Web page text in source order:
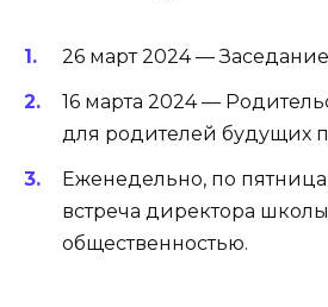
26 март 2024 —
16 марта 2024 —
для родителей будущих
Еженедельно, по
встреча директора
общественностью.